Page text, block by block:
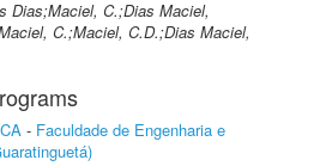
Dias;Maciel, C.;Dias Maciel,
C.;Maciel, C.D.;Dias Maciel,
- Faculdade de Engenharia e